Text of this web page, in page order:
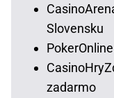
Slovensku
zadarmo